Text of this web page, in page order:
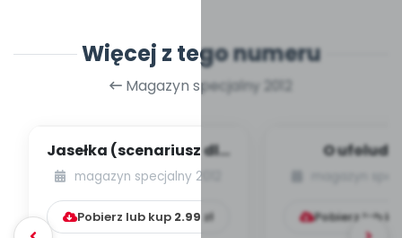
Więcej z tego numeru
Magazyn specjalny 2012
Jasełka (scenariusz dla
grupy cztero-,
pięciolatków)...
magazyn specjalny 2012
Pobierz lub kup 2.99 zł
O
Pobierz lub